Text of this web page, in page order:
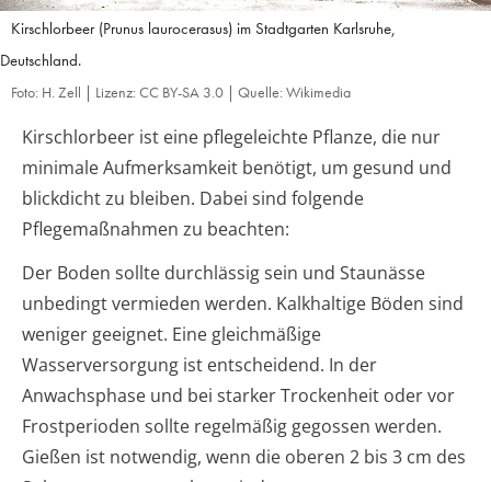
Kirschlorbeer (Prunus laurocerasus) im Stadtgarten Karlsruhe,
Deutschland.
Foto: H. Zell | Lizenz: CC BY-SA 3.0 | Quelle: Wikimedia
Kirschlorbeer ist eine pflegeleichte Pflanze, die nur
minimale Aufmerksamkeit benötigt, um gesund und
blickdicht zu bleiben. Dabei sind folgende
Pflegemaßnahmen zu beachten:
Der Boden sollte durchlässig sein und Staunässe
unbedingt vermieden werden. Kalkhaltige Böden sind
weniger geeignet. Eine gleichmäßige
Wasserversorgung ist entscheidend. In der
Anwachsphase und bei starker Trockenheit oder vor
Frostperioden sollte regelmäßig gegossen werden.
Gießen ist notwendig, wenn die oberen 2 bis 3 cm des